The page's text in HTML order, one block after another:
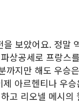
보았어요. 정말
상공세로 프랑스
지만 해도 우승
아르헨티나 우
고 리오넬 메시의